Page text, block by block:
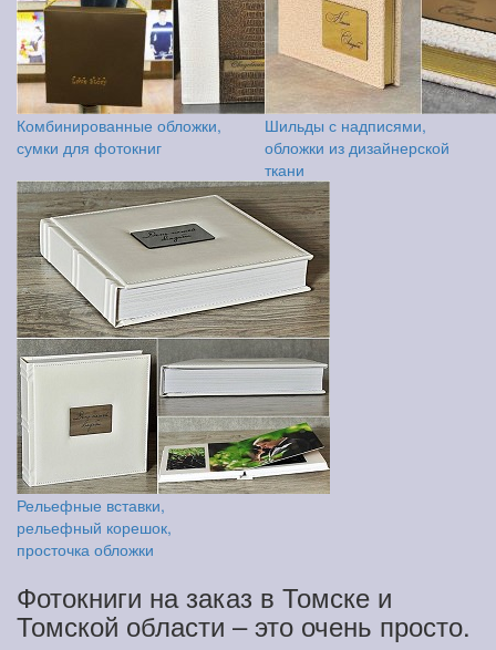
Комбинированные обложки,
сумки для фотокниг
Шильды с надписями,
обложки из дизайнерской
ткани
Рельефные вставки,
рельефный корешок,
просточка обложки
Фотокниги на заказ в Томске и
Томской области – это очень просто.